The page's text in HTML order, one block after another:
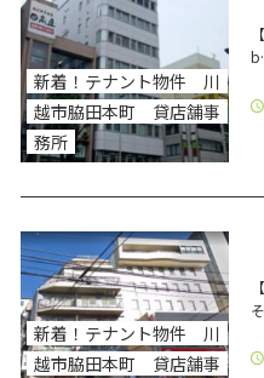
新着！テナント物件 川
越市脇田本町 貸店舗事
務所
新着！テナント物件 川
越市脇田本町 貸店舗事